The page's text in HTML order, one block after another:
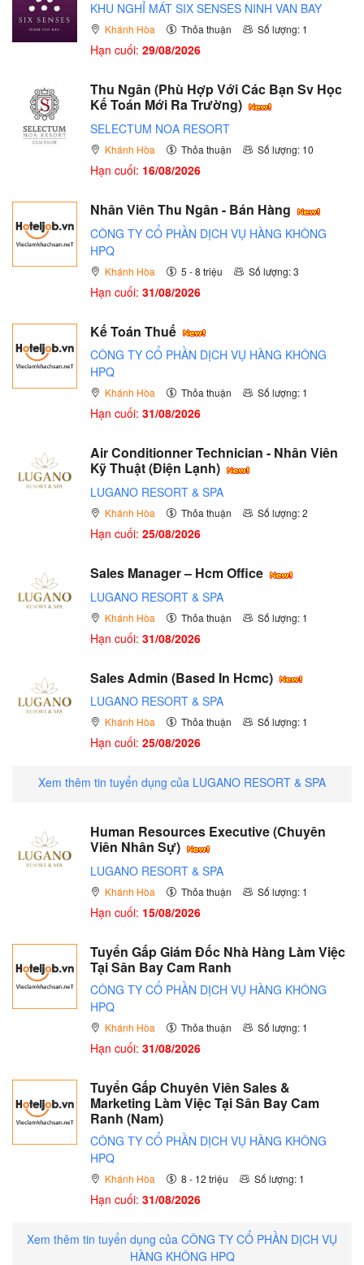
KHU NGHỈ MÁT SIX SENSES NINH VAN BAY
Khánh Hòa Thỏa thuận Số lượng: 1
Hạn cuối: 29/08/2026
Thu Ngân (Phù Hợp Với Các Bạn Sv Học
Kế Toán Mới Ra Trường)
SELECTUM NOA RESORT
Khánh Hòa Thỏa thuận Số lượng: 10
Hạn cuối: 16/08/2026
Nhân Viên Thu Ngân - Bán Hàng
CÔNG TY CỔ PHẦN DỊCH VỤ HÀNG KHÔNG
HPQ
Khánh Hòa 5 - 8 triệu Số lượng: 3
Hạn cuối: 31/08/2026
Kế Toán Thuế
CÔNG TY CỔ PHẦN DỊCH VỤ HÀNG KHÔNG
HPQ
Khánh Hòa Thỏa thuận Số lượng: 1
Hạn cuối: 31/08/2026
Air Conditionner Technician - Nhân Viên
Kỹ Thuật (Điện Lạnh)
LUGANO RESORT & SPA
Khánh Hòa Thỏa thuận Số lượng: 2
Hạn cuối: 25/08/2026
Sales Manager – Hcm Office
LUGANO RESORT & SPA
Khánh Hòa Thỏa thuận Số lượng: 1
Hạn cuối: 31/08/2026
Sales Admin (Based In Hcmc)
LUGANO RESORT & SPA
Khánh Hòa Thỏa thuận Số lượng: 1
Hạn cuối: 25/08/2026
Xem thêm tin tuyển dụng của LUGANO RESORT & SPA
Human Resources Executive (Chuyên
Viên Nhân Sự)
LUGANO RESORT & SPA
Khánh Hòa Thỏa thuận Số lượng: 1
Hạn cuối: 15/08/2026
Tuyển Gấp Giám Đốc Nhà Hàng Làm Việc
Tại Sân Bay Cam Ranh
CÔNG TY CỔ PHẦN DỊCH VỤ HÀNG KHÔNG
HPQ
Khánh Hòa Thỏa thuận Số lượng: 1
Hạn cuối: 31/08/2026
Tuyển Gấp Chuyên Viên Sales &
Marketing Làm Việc Tại Sân Bay Cam
Ranh (Nam)
CÔNG TY CỔ PHẦN DỊCH VỤ HÀNG KHÔNG
HPQ
Khánh Hòa 8 - 12 triệu Số lượng: 1
Hạn cuối: 31/08/2026
Xem thêm tin tuyển dụng của CÔNG TY CỔ PHẦN DỊCH VỤ
HÀNG KHÔNG HPQ